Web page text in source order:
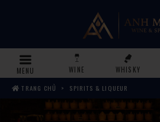
MENU WINE WHISKY
TRANG CHỦ
SPIRITS & LIQUEUR